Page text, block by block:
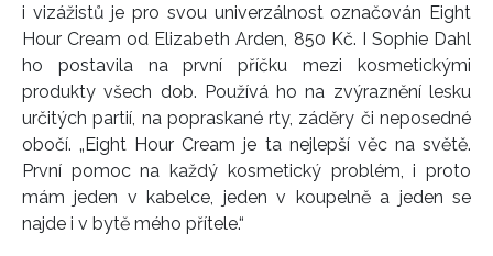
i vizážistů je pro svou uni­verzálnost označován Eight
Hour Cream od Elizabeth Arden, 850 Kč. I Sophie Dahl
ho postavila na první příčku mezi kosmetickými
produkty všech dob. Používá ho na zvýraznění lesku
určitých partií, na popraskané rty, záděry či neposedné
obočí. „Eight Hour Cream je ta nejlepší věc na světě.
První pomoc na každý kosmetický problém, i proto
mám jeden v kabelce, jeden v koupelně a jeden se
najde i v bytě mého přítele.“